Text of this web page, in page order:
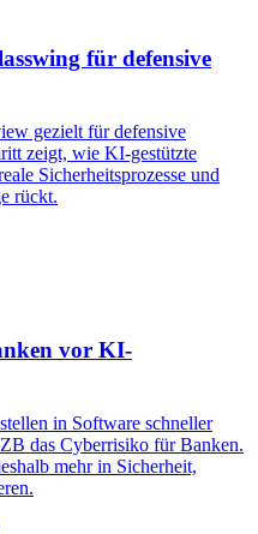
für defensive
gezielt für defensive
zeigt, wie KI-gestützte
Sicherheitsprozesse und
rückt.
vor KI-
in Software schneller
das Cyberrisiko für Banken.
mehr in Sicherheit,